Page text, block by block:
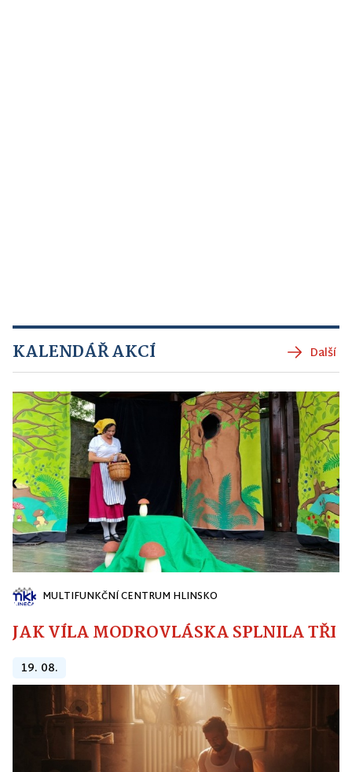
KALENDÁŘ AKCÍ Další
MULTIFUNKČNÍ CENTRUM HLINSKO
JAK VÍLA MODROVLÁSKA SPLNILA
19. 08.